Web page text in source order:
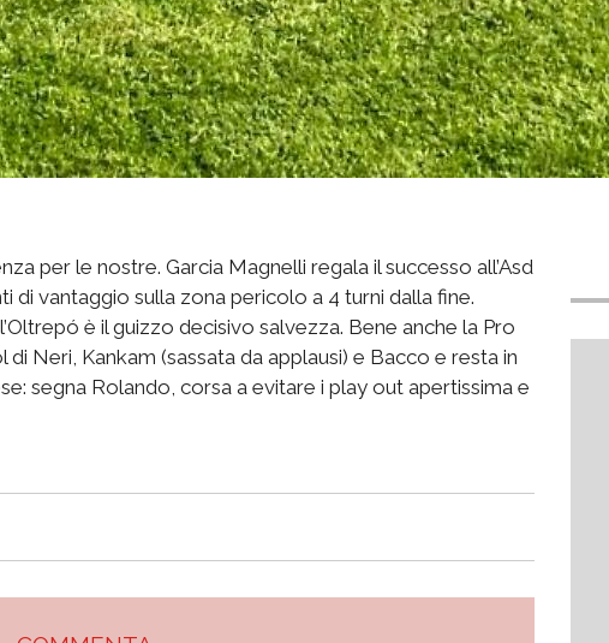
per le nostre. Garcia Magnelli regala il successo all’Asd
di vantaggio sulla zona pericolo a 4 turni dalla fine.
è il guizzo decisivo salvezza. Bene anche la Pro
Neri, Kankam (sassata da applausi) e Bacco e resta in
segna Rolando, corsa a evitare i play out apertissima e